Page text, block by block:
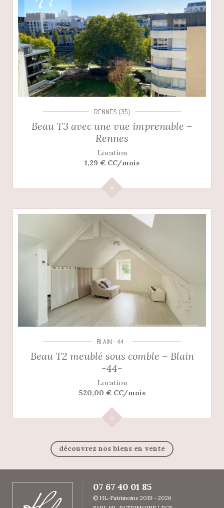
RENNES (35)
Beau T3 avec une vue imprenable –
Rennes
Location
1,29 € CC/mois
BLAIN - 44 -
Beau T2 meublé sous comble – Blain
-44-
Location
520,00 € CC/mois
découvrez nos biens en vente
07 67 40 01 85
© HL-Patrimoine 2019 - 2026